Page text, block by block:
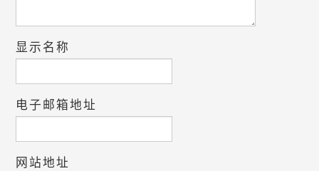
显示名称
电子邮箱地址
网站地址